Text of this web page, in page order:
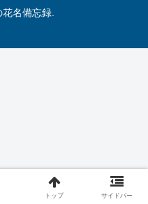
名備忘録.
トップ サイドバー